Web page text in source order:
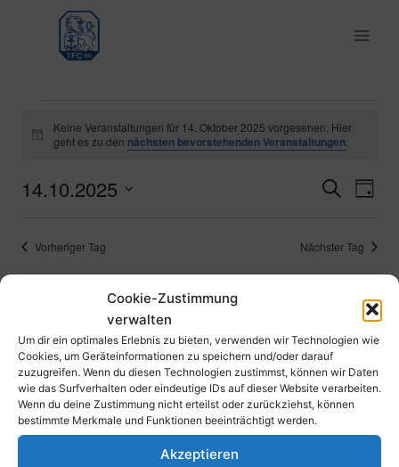
Cookie-Zustimmung
verwalten
Um dir ein optimales Erlebnis zu bieten, verwenden wir Technologien wie
Cookies, um Geräteinformationen zu speichern und/oder darauf
zuzugreifen. Wenn du diesen Technologien zustimmst, können wir Daten
wie das Surfverhalten oder eindeutige IDs auf dieser Website verarbeiten.
Wenn du deine Zustimmung nicht erteilst oder zurückziehst, können
bestimmte Merkmale und Funktionen beeinträchtigt werden.
Akzeptieren
springen
Veranstaltungen
14.
Oktober
Hinweis
Keine Veranstaltungen für 14. Oktober 2025 vorgesehen. Hier
geht es zu den nächsten bevorstehenden Veranstaltungen.
und
SucheTag
14.10.2025
wählen.
Vorheriger Tag Nächster Tag
Kalender abonnieren